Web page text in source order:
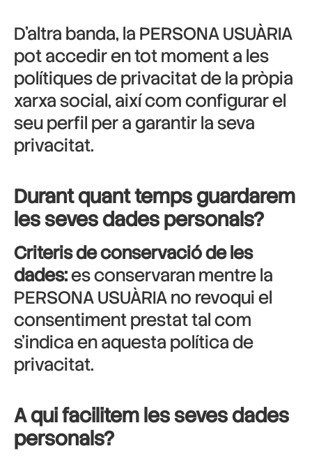
D’altra banda, la PERSONA USUÀRIA
pot accedir en tot moment a les
polítiques de privacitat de la pròpia
xarxa social, així com configurar el
seu perfil per a garantir la seva
privacitat.
Durant quant temps guardarem
les seves dades personals?
Criteris de conservació de les
dades:es conservaran mentre la
PERSONA USUÀRIA no revoqui el
consentiment prestat tal com
s’indica en aquesta política de
privacitat.
A qui facilitem les seves dades
personals?